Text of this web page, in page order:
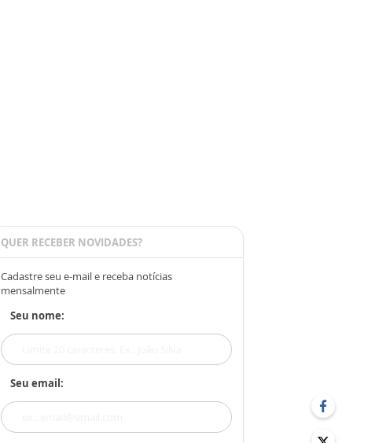
QUER RECEBER NOVIDADES?
Cadastre seu e-mail e receba notícias
mensalmente
Seu nome:
Seu email: